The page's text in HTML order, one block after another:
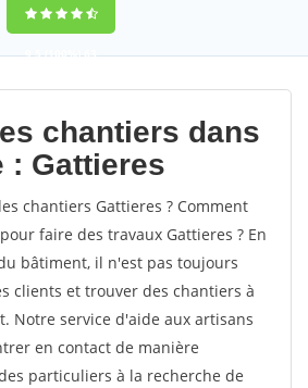
9,5(100%)63
votes
chantiers dans
: Gattieres
chantiers Gattieres ? Comment
faire des travaux Gattieres ? En
bâtiment, il n'est pas toujours
clients et trouver des chantiers à
Notre service d'aide aux artisans
en contact de manière
particuliers à la recherche de